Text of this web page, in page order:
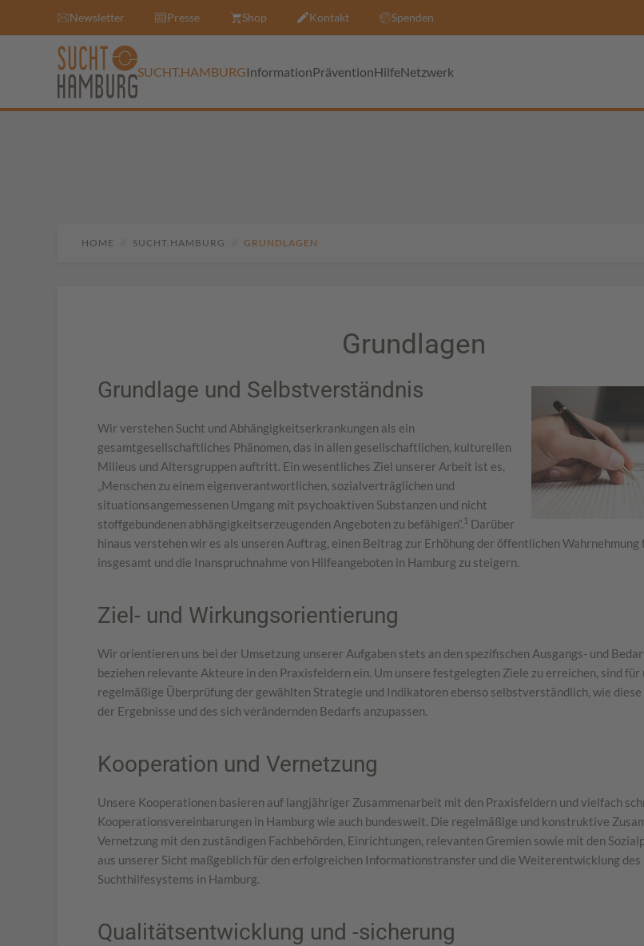
Newsletter Presse Shop Kontakt Spenden
SUCHT.HAMBURGInformationPräventionHilfeNetzwerk
HOME SUCHT.HAMBURG GRUNDLAGEN
Grundlagen
Grundlage und Selbstverständnis
Wir verstehen Sucht und Abhängigkeitserkrankungen als ein
gesamtgesellschaftliches Phänomen, das in allen gesellschaftlichen, kulturellen
Milieus und Altersgruppen auftritt. Ein wesentliches Ziel unserer Arbeit ist es,
„Menschen zu einem eigenverantwortlichen, sozialverträglichen und
situationsangemessenen Umgang mit psychoaktiven Substanzen und nicht
stoffgebundenen abhängigkeitserzeugenden Angeboten zu befähigen“. 1 Darüber
hinaus verstehen wir es als unseren Auftrag, einen Beitrag zur Erhöhung der öffentlichen Wahrnehmung
insgesamt und die Inanspruchnahme von Hilfeangeboten in Hamburg zu steigern.
Ziel- und Wirkungsorientierung
Wir orientieren uns bei der Umsetzung unserer Aufgaben stets an den spezifischen Ausgangs- und
beziehen relevante Akteure in den Praxisfeldern ein. Um unsere festgelegten Ziele zu erreichen, sind für
regelmäßige Überprüfung der gewählten Strategie und Indikatoren ebenso selbstverständlich, wie
der Ergebnisse und des sich verändernden Bedarfs anzupassen.
Kooperation und Vernetzung
Unsere Kooperationen basieren auf langjähriger Zusammenarbeit mit den Praxisfeldern und vielfach
Kooperationsvereinbarungen in Hamburg wie auch bundesweit. Die regelmäßige und konstruktive
Vernetzung mit den zuständigen Fachbehörden, Einrichtungen, relevanten Gremien sowie mit den
aus unserer Sicht maßgeblich für den erfolgreichen Informationstransfer und die Weiterentwicklung des
Suchthilfesystems in Hamburg.
Qualitätsentwicklung und -sicherung